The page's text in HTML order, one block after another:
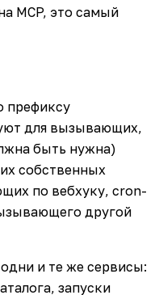
MCP, это самый
префиксу
для вызывающих,
быть нужна)
собственных
по вебхуку, cron-
другой
и те же сервисы:
запуски